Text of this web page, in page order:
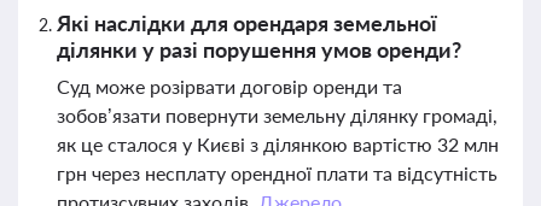
Які наслідки для орендаря земельної
ділянки у разі порушення умов оренди?
Суд може розірвати договір оренди та
зобов’язати повернути земельну ділянку громаді,
як це сталося у Києві з ділянкою вартістю 32 млн
грн через несплату орендної плати та відсутність